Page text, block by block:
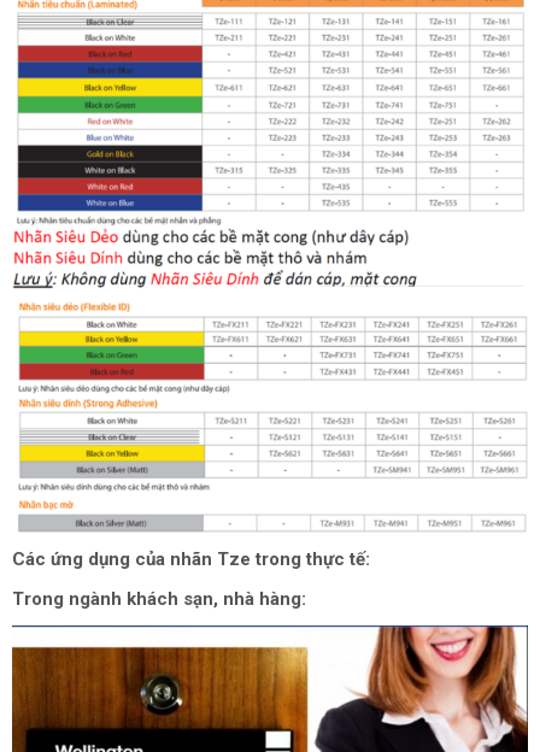
Các ứng dụng của nhãn Tze trong thực tế:
Trong ngành khách sạn, nhà hàng: